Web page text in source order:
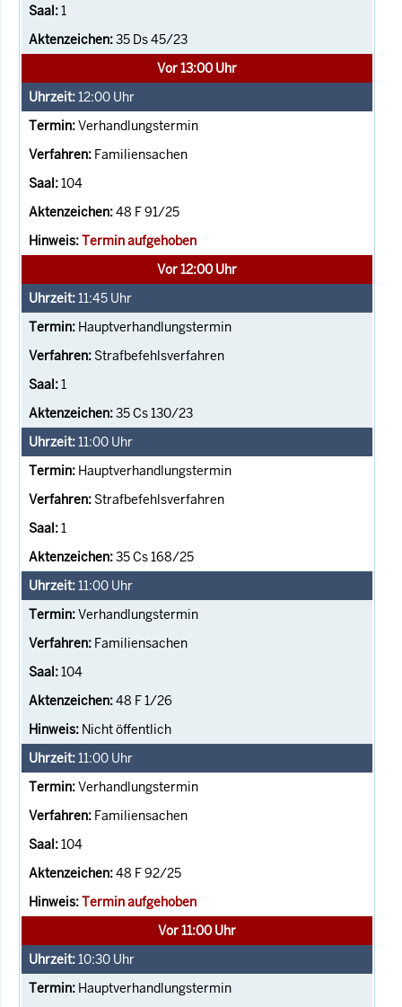
1
35 Ds 45/23
Vor 13:00 Uhr
12:00 Uhr
Verhandlungstermin
Familiensachen
104
48 F 91/25
Termin aufgehoben
Vor 12:00 Uhr
11:45 Uhr
Hauptverhandlungstermin
Strafbefehlsverfahren
1
35 Cs 130/23
11:00 Uhr
Hauptverhandlungstermin
Strafbefehlsverfahren
1
35 Cs 168/25
11:00 Uhr
Verhandlungstermin
Familiensachen
104
48 F 1/26
Nicht öffentlich
11:00 Uhr
Verhandlungstermin
Familiensachen
104
48 F 92/25
Termin aufgehoben
Vor 11:00 Uhr
10:30 Uhr
Hauptverhandlungstermin